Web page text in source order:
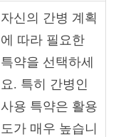
자신의 간병 계획
에 따라 필요한
특약을 선택하세
요. 특히 간병인
사용 특약은 활용
도가 매우 높습니